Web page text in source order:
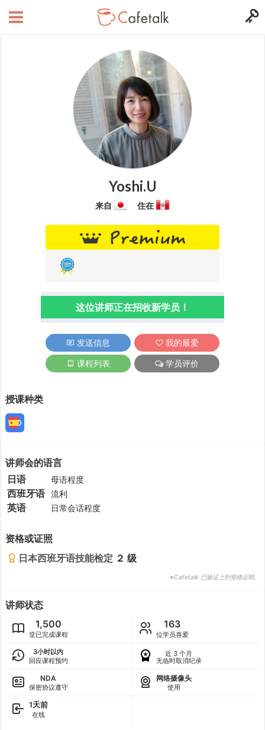
Yoshi.U
来自 住在
这位讲师正在招收新学员！
发送信息 我的最爱
课程列表 学员评价
授课种类
讲师会的语言
日语 母语程度
西班牙语 流利
英语 日常会话程度
资格或证照
日本西班牙语技能检定 ２ 级
※Cafetalk 已验证上列资格证明。
讲师状态
1,500
堂已完成课程
163
位学员喜爱
3小时以内
回应课程预约
近 3 个月
无临时取消纪录
NDA
保密协议遵守
网络摄像头
使用
1天前
在线